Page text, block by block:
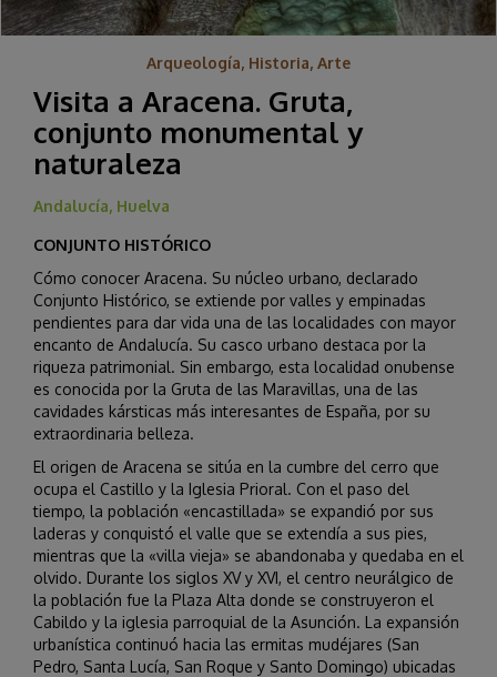
Arqueología, Historia, Arte
Visita a Aracena. Gruta,
conjunto monumental y
naturaleza
Andalucía, Huelva
CONJUNTO HISTÓRICO
Cómo conocer Aracena. Su núcleo urbano, declarado
Conjunto Histórico, se extiende por valles y empinadas
pendientes para dar vida una de las localidades con mayor
encanto de Andalucía. Su casco urbano destaca por la
riqueza patrimonial. Sin embargo, esta localidad onubense
es conocida por la Gruta de las Maravillas, una de las
cavidades kársticas más interesantes de España, por su
extraordinaria belleza.
El origen de Aracena se sitúa en la cumbre del cerro que
ocupa el Castillo y la Iglesia Prioral. Con el paso del
tiempo, la población «encastillada» se expandió por sus
laderas y conquistó el valle que se extendía a sus pies,
mientras que la «villa vieja» se abandonaba y quedaba en el
olvido. Durante los siglos XV y XVI, el centro neurálgico de
la población fue la Plaza Alta donde se construyeron el
Cabildo y la iglesia parroquial de la Asunción. La expansión
urbanística continuó hacia las ermitas mudéjares (San
Pedro, Santa Lucía, San Roque y Santo Domingo) ubicadas